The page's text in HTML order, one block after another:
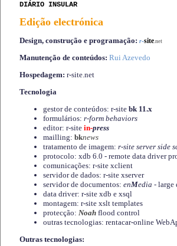
DIÁRIO INSULAR
Edição electrónica
Design, construção e programação: r-site.net
Manutenção de conteúdos: Rui Azevedo
Hospedagem: r-site.net
Tecnologia
gestor de conteúdos: r-site bk 11.x
formulários: r-form behaviors
editor: r-site in-press
mailling: bknews
tratamento de imagem: r-site server side
protocolo: xdb 6.0 - remote data driver
comunicações: r-site xclient
servidor de dados: r-site xserver
servidor de documentos: enMedia - large
data driver: r-site xdb e xsql
montagem: r-site xslt templates
protecção: Noah flood control
outras tecnologias: rentacar-online
Outras tecnologias: